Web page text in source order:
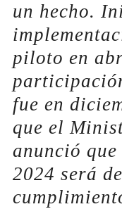
un hecho.
piloto en
fue en
que el
anunció
2024 será